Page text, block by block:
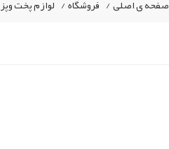
صفحه ی اصلی/ فروشگاه/ لوازم پخت وپز